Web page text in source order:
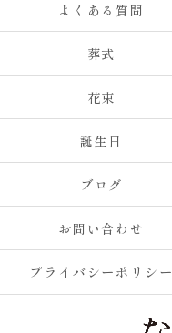
よくある質問
葬式
花束
誕生日
ブログ
お問い合わせ
プライバシーポリシー